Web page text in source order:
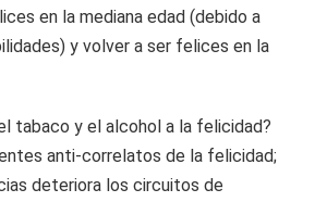
en la mediana edad (debido a
y volver a ser felices en la
tabaco y el alcohol a la felicidad?
anti-correlatos de la felicidad;
deteriora los circuitos de